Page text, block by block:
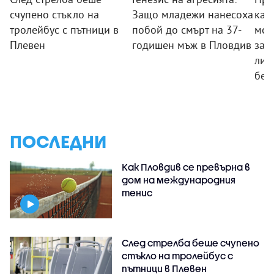
счупено стъкло на
тролейбус с пътници в
Плевен
Защо младежи нанесоха
побой до смърт на 37-
годишен мъж в Пловдив
ли
ПОСЛЕДНИ
Как Пловдив се превърна в
дом на международния
тенис
След стрелба беше счупено
стъкло на тролейбус с
пътници в Плевен